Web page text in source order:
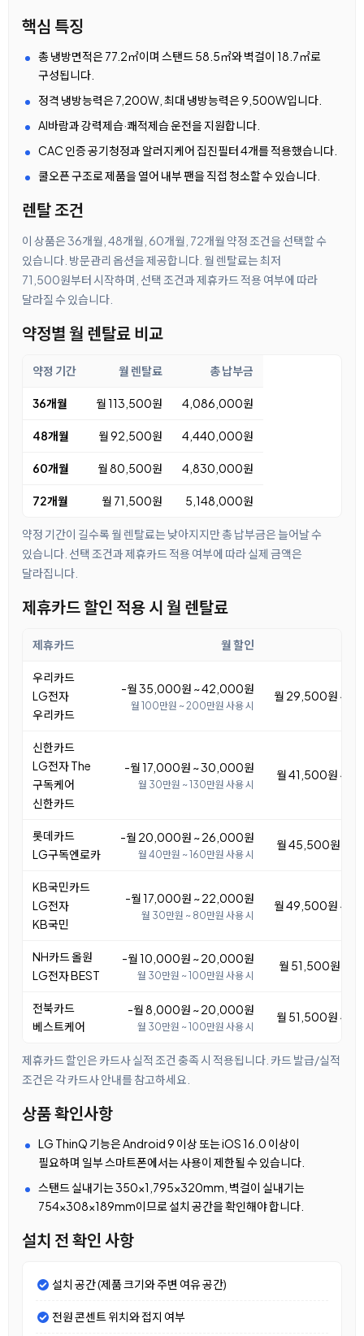
핵심 특징
총 냉방면적은 77.2㎡이며 스탠드 58.5㎡와 벽걸이 18.7㎡로
구성됩니다.
정격 냉방능력은 7,200W, 최대 냉방능력은 9,500W입니다.
AI바람과 강력제습·쾌적제습 운전을 지원합니다.
CAC 인증 공기청정과 알러지케어 집진필터 4개를 적용했습니다.
쿨오픈 구조로 제품을 열어 내부 팬을 직접 청소할 수 있습니다.
렌탈 조건
이 상품은 36개월, 48개월, 60개월, 72개월 약정 조건을 선택할 수
있습니다. 방문관리 옵션을 제공합니다. 월 렌탈료는 최저
71,500원부터 시작하며, 선택 조건과 제휴카드 적용 여부에 따라
달라질 수 있습니다.
약정별 월 렌탈료 비교
약정 기간 월 렌탈료 총 납부금
36개월 월 113,500원 4,086,000원
48개월 월 92,500원 4,440,000원
60개월 월 80,500원 4,830,000원
72개월 월 71,500원 5,148,000원
약정 기간이 길수록 월 렌탈료는 낮아지지만 총 납부금은 늘어날 수
있습니다. 선택 조건과 제휴카드 적용 여부에 따라 실제 금액은
달라집니다.
제휴카드 할인 적용 시 월 렌탈료
제휴카드 월 할인
우리카드
LG전자
우리카드
-월 35,000원 ~ 42,000원
월 100만원 ~ 200만원 사용 시
월 29,500원 ~
신한카드
LG전자 The
구독케어
신한카드
-월 17,000원 ~ 30,000원
월 30만원 ~ 130만원 사용 시
월 41,500원 ~
롯데카드
LG구독엔로카
-월 20,000원 ~ 26,000원
월 40만원 ~ 160만원 사용 시
월 45,500원 ~
KB국민카드
LG전자
KB국민
-월 17,000원 ~ 22,000원
월 30만원 ~ 80만원 사용 시
월 49,500원 ~
NH카드 올원
LG전자 BEST
-월 10,000원 ~ 20,000원
월 30만원 ~ 100만원 사용 시
월 51,500원 ~
전북카드
베스트케어
-월 8,000원 ~ 20,000원
월 30만원 ~ 100만원 사용 시
월 51,500원 ~
제휴카드 할인은 카드사 실적 조건 충족 시 적용됩니다. 카드 발급/실적
조건은 각 카드사 안내를 참고하세요.
상품 확인사항
LG ThinQ 기능은 Android 9 이상 또는 iOS 16.0 이상이
필요하며 일부 스마트폰에서는 사용이 제한될 수 있습니다.
스탠드 실내기는 350×1,795×320mm, 벽걸이 실내기는
754×308×189mm이므로 설치 공간을 확인해야 합니다.
설치 전 확인 사항
설치 공간 (제품 크기와 주변 여유 공간)
전원 콘센트 위치와 접지 여부